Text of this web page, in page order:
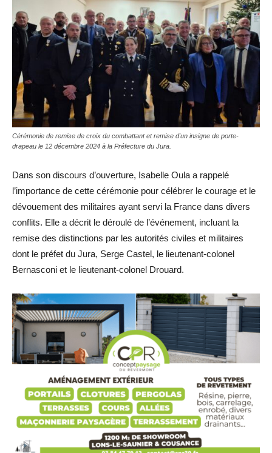
Cérémonie de remise de croix du combattant et remise d'un insigne de porte-
drapeau le 12 décembre 2024 à la Préfecture du Jura.
Dans son discours d’ouverture, Isabelle Oula a rappelé
l’importance de cette cérémonie pour célébrer le courage et le
dévouement des militaires ayant servi la France dans divers
conflits. Elle a décrit le déroulé de l’événement, incluant la
remise des distinctions par les autorités civiles et militaires
dont le préfet du Jura, Serge Castel, le lieutenant-colonel
Bernasconi et le lieutenant-colonel Drouard.